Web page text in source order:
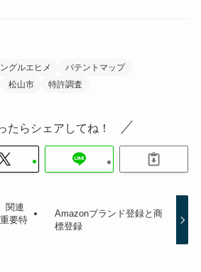
グルエヒメ
パテントマップ
松山市 特許調査
たらシェアしてね！
関連
要特
Amazonブランド登録と商
標登録